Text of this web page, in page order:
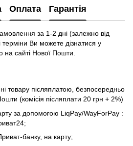
Оплата Гарантія
за 1-2 дні (залежно від
терміни Ви можете дізнатися у
на сайті Нової Пошти.
товару післяплатою, безпосередньо
(комісія післяплати 20 грн + 2%)
за допомогою LiqPay/WayForPay :
банку, на карту;